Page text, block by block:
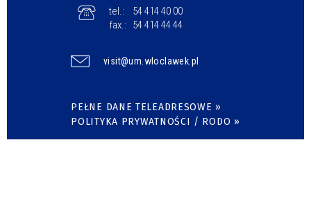
tel.:
54 414 40 00
fax.:
54 414 44 44
visit@um.wloclawek.pl
PEŁNE DANE TELEADRESOWE »
POLITYKA PRYWATNOŚCI / RODO »